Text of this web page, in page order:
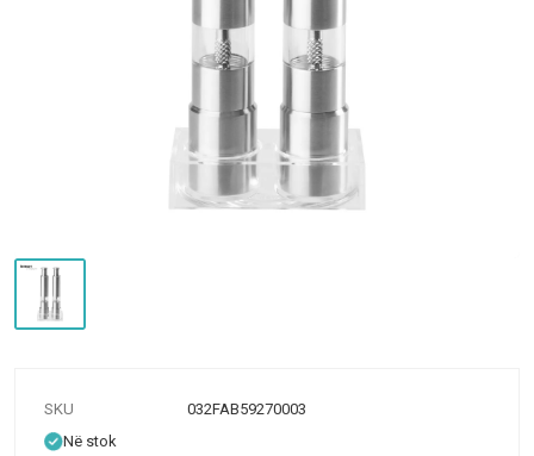
SKU
032FAB59270003
Në stok